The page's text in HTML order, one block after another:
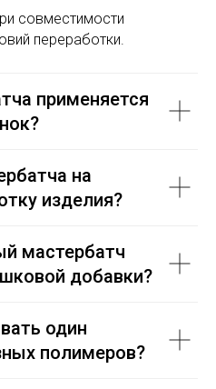
совместимости
переработки.
применяется
на
изделия?
мастербатч
добавки?
один
полимеров?